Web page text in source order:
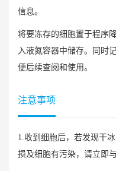
信息。
将要冻存的细胞置于程序
入液氮容器中储存。同时
便后续查阅和使用。
注意事项
1.收到细胞后，若发现干
损及细胞有污染，请立即